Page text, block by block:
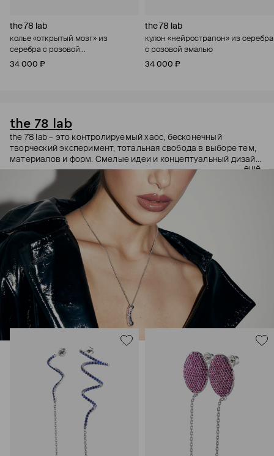
the 78 lab
колье «открытый мозг» из
серебра с розовой
нанокерамикой
34 000 ₽
the 78 lab
кулон «нейрострапон» из серебра
с розовой эмалью
34 000 ₽
the 78 lab
the 78 lab – это контролируемый хаос, бесконечный
творческий эксперимент, тотальная свобода в выборе тем,
материалов и форм. Смелые идеи и концептуальный дизайн
the 78 lab вызывают вопросы: как? зачем? где найти?
Последняя коллекция the 78 lab – погружение в мир из
романов Виктора Пелевина, в котором люди размножаются
с помощью нейрострапонов, а мозг живет отдельно от тела.
Украшения – находки, добытые в этом путешествии.
ещё